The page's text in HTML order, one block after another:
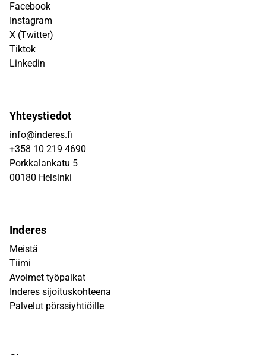
Facebook
Instagram
X (Twitter)
Tiktok
Linkedin
Yhteystiedot
info@inderes.fi
+358 10 219 4690
Porkkalankatu 5
00180 Helsinki
Inderes
Meistä
Tiimi
Avoimet työpaikat
Inderes sijoituskohteena
Palvelut pörssiyhtiöille